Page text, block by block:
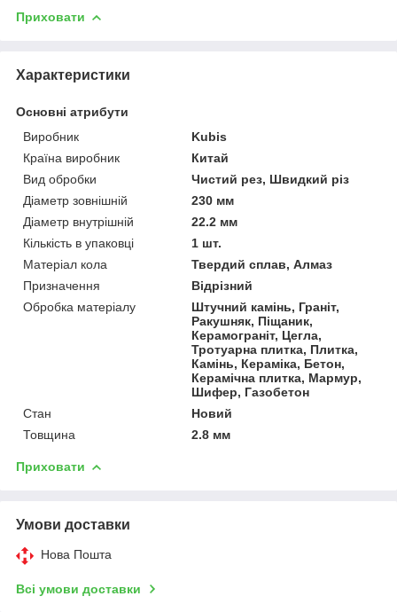
Приховати
Характеристики
Основні атрибути
Виробник
Kubis
Країна виробник
Китай
Вид обробки
Чистий рез, Швидкий різ
Діаметр зовнішній
230 мм
Діаметр внутрішній
22.2 мм
Кількість в упаковці
1 шт.
Матеріал кола
Твердий сплав, Алмаз
Призначення
Відрізний
Обробка матеріалу
Штучний камінь, Граніт,
Ракушняк, Піщаник,
Керамограніт, Цегла,
Тротуарна плитка, Плитка,
Камінь, Кераміка, Бетон,
Керамічна плитка, Мармур,
Шифер, Газобетон
Стан
Новий
Товщина
2.8 мм
Приховати
Умови доставки
Нова Пошта
Всі умови доставки